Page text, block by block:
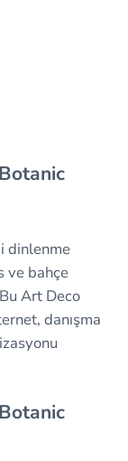
dinlenme
ve bahçe
Art Deco
danışma